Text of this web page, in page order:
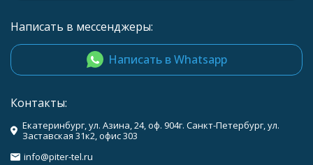
Написать в мессенджеры:
Написать в Whatsapp
Контакты:
Екатеринбург, ул. Азина, 24, оф. 904г. Санкт-Петербург, ул.
Заставская 31к2, офис 303
info@piter-tel.ru